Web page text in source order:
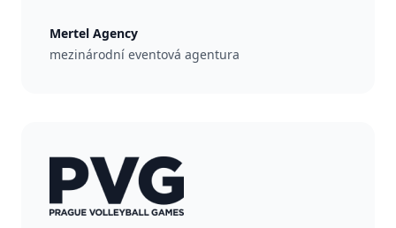
Mertel Agency
mezinárodní eventová agentura